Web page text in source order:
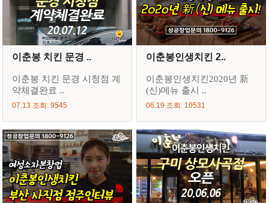
이춘봉 치킨 문경 ..
이춘봉 치킨 문경 시청점 계
약체결완료 ..
07.13 조회: 9545
이춘봉인생치킨 2..
이춘봉인생치킨2020년 新
(신)메뉴 출시 ..
06.19 조회: 10531